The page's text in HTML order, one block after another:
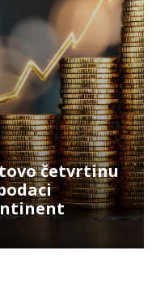
četvrtinu